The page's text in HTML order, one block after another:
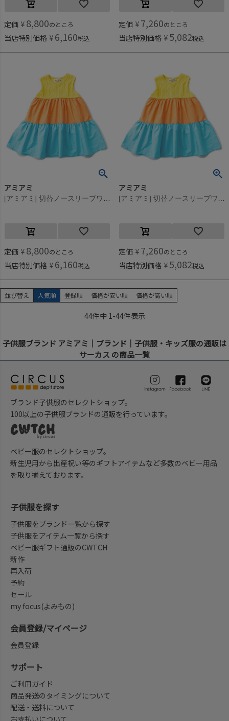
定価 ¥ 8,800のところ
当店特別価格 ¥ 6,160税込
定価 ¥ 7,260のところ
当店特別価格 ¥ 5,082税込
アミアミ
定価 ¥ 8,800のところ
当店特別価格 ¥ 6,160税込
アミアミ
定価 ¥ 7,260のところ
当店特別価格 ¥ 5,082税込
並び替え 人気順 登録順 価格が安い順 価格が高い順
44件中 1 -44件表示
子供服ブランド アミアミ｜ブランド｜子供服・キッズ服の通販は
サーカス の商品一覧
ブランド子供服のセレクトショップ。
100以上の子供服ブランドの通販を行っています。
ベビー服のセレクトショップ。
新生児用から出産祝い等のギフトアイテムなど多数のベビー用品
を取り揃えております。
子供服を探す
子供服をブランド一覧から探す
子供服をアイテム一覧から探す
ベビー服ギフト通販のCWTCH
新作
再入荷
予約
セール
my focus(よみもの)
会員登録/マイページ
会員登録
サポート
ご利用ガイド
商品発送のタイミングについて
配送・送料について
お支払いについて